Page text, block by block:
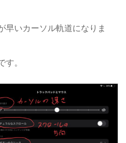
早いカーソル軌道になりま
す。